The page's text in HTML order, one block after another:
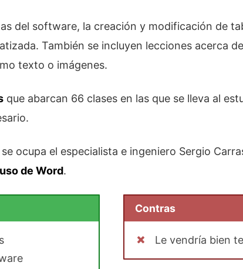
del software, la creación y modificación de
También se incluyen lecciones acerca
texto o imágenes.
que abarcan 66 clases en las que se lleva al
ocupa el especialista e ingeniero Sergio
de Word.
Contras
Le vendría bien